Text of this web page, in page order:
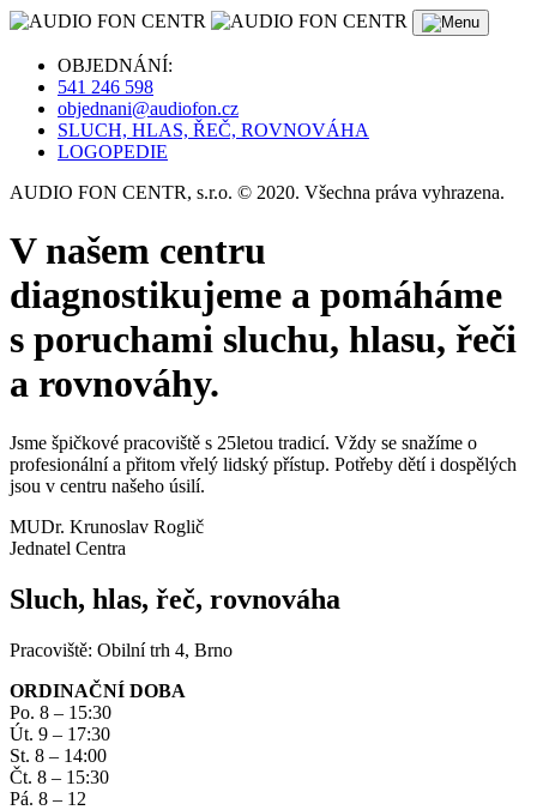
OBJEDNÁNÍ:
541 246 598
objednani@audiofon.cz
SLUCH, HLAS, ŘEČ, ROVNOVÁHA
LOGOPEDIE
AUDIO FON CENTR, s.r.o. © 2020. Všechna práva vyhrazena.
V našem centru
diagnostikujeme a pomáháme
s poruchami sluchu, hlasu, řeči
a rovnováhy.
Jsme špičkové pracoviště s 25letou tradicí. Vždy se snažíme o
profesionální a přitom vřelý lidský přístup. Potřeby dětí i dospělých
jsou v centru našeho úsilí.
MUDr. Krunoslav Roglič
Jednatel Centra
Sluch, hlas, řeč, rovnováha
Pracoviště: Obilní trh 4, Brno
ORDINAČNÍ DOBA
Po. 8 – 15:30
Út. 9 – 17:30
St. 8 – 14:00
Čt. 8 – 15:30
Pá. 8 – 12